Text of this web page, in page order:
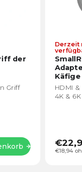
der
Griff
Derzeit
€18,94
HDMI
4K &